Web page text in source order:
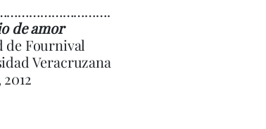
de amor
de Fournival
Veracruzana